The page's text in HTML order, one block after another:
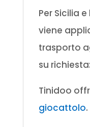
Per Sicilia
viene
trasporto
su
Tinidoo
giocattolo.